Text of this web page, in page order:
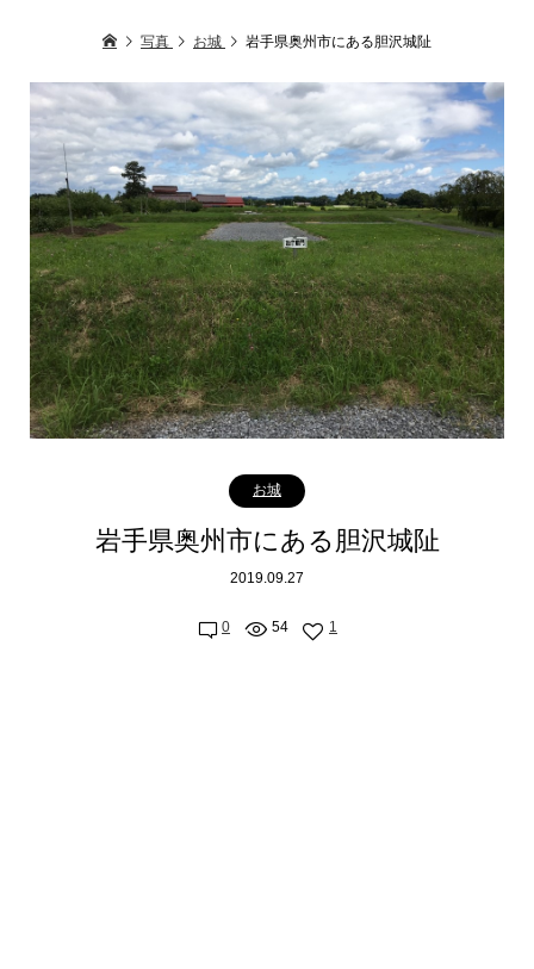
写真 お城 岩手県奥州市にある胆沢城阯
お城
岩手県奥州市にある胆沢城阯
2019.09.27
0 54 1